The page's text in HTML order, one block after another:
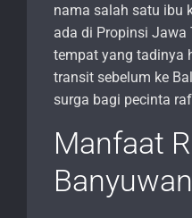
nama salah satu ibu
ada di Propinsi Jawa
tempat yang tadinya
transit sebelum ke
surga bagi pecinta
Manfaat